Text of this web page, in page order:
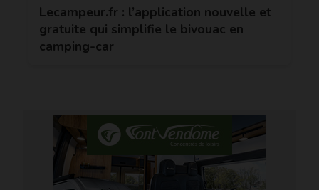
Lecampeur.fr : l’application nouvelle et
gratuite qui simplifie le bivouac en
camping-car